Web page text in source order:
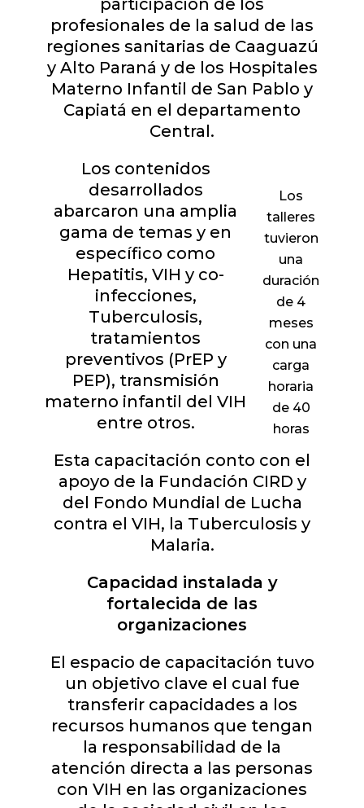
participación de los
profesionales de la salud de las
regiones sanitarias de Caaguazú
y Alto Paraná y de los Hospitales
Materno Infantil de San Pablo y
Capiatá en el departamento
Central.
Los
talleres
tuvieron
una
duración
de 4
meses
con una
carga
horaria
de 40
horas
Los contenidos
desarrollados
abarcaron una amplia
gama de temas y en
específico como
Hepatitis, VIH y co-
infecciones,
Tuberculosis,
tratamientos
preventivos (PrEP y
PEP), transmisión
materno infantil del VIH
entre otros.
Esta capacitación conto con el
apoyo de la Fundación CIRD y
del Fondo Mundial de Lucha
contra el VIH, la Tuberculosis y
Malaria.
Capacidad instalada y
fortalecida de las
organizaciones
El espacio de capacitación tuvo
un objetivo clave el cual fue
transferir capacidades a los
recursos humanos que tengan
la responsabilidad de la
atención directa a las personas
con VIH en las organizaciones